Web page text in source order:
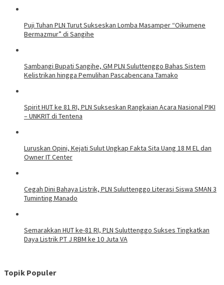
Puji Tuhan PLN Turut Sukseskan Lomba Masamper “Oikumene
Bermazmur” di Sangihe
Sambangi Bupati Sangihe, GM PLN Suluttenggo Bahas Sistem
Kelistrikan hingga Pemulihan Pascabencana Tamako
Spirit HUT ke 81 RI, PLN Sukseskan Rangkaian Acara Nasional PIKI
– UNKRIT di Tentena
Luruskan Opini, Kejati Sulut Ungkap Fakta Sita Uang 18 M EL dan
Owner IT Center
Cegah Dini Bahaya Listrik, PLN Suluttenggo Literasi Siswa SMAN 3
Tuminting Manado
Semarakkan HUT ke-81 RI, PLN Suluttenggo Sukses Tingkatkan
Daya Listrik PT J RBM ke 10 Juta VA
Topik Populer